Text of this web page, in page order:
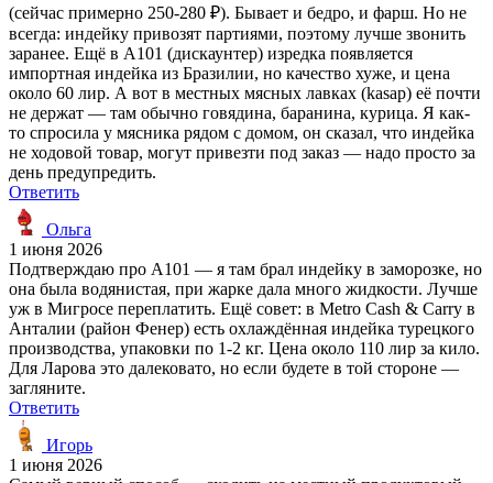
(сейчас примерно 250-280 ₽). Бывает и бедро, и фарш. Но не
всегда: индейку привозят партиями, поэтому лучше звонить
заранее. Ещё в А101 (дискаунтер) изредка появляется
импортная индейка из Бразилии, но качество хуже, и цена
около 60 лир. А вот в местных мясных лавках (kasap) её почти
не держат — там обычно говядина, баранина, курица. Я как-
то спросила у мясника рядом с домом, он сказал, что индейка
не ходовой товар, могут привезти под заказ — надо просто за
день предупредить.
Ответить
Ольга
1 июня 2026
Подтверждаю про А101 — я там брал индейку в заморозке, но
она была водянистая, при жарке дала много жидкости. Лучше
уж в Мигросе переплатить. Ещё совет: в Metro Cash & Carry в
Анталии (район Фенер) есть охлаждённая индейка турецкого
производства, упаковки по 1-2 кг. Цена около 110 лир за кило.
Для Ларова это далековато, но если будете в той стороне —
загляните.
Ответить
Игорь
1 июня 2026